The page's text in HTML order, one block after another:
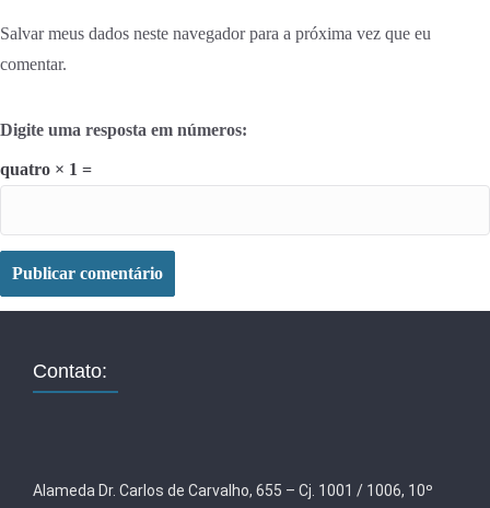
Salvar meus dados neste navegador para a próxima vez que eu
comentar.
Digite uma resposta em números:
quatro × 1 =
Contato:
Alameda Dr. Carlos de Carvalho, 655 – Cj. 1001 / 1006, 10º